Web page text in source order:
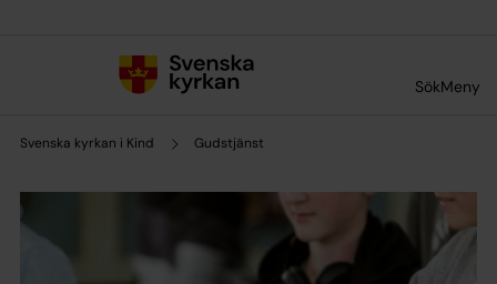
SökMeny
Svenska kyrkan i Kind Gudstjänst